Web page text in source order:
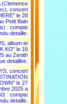
(Clemence
concert
le 28
Petit Bain
: compte
detaille.
album et
KO" le 16
au Zenith
detaillee.
concert
le 27
2025 a
: compte
detaille.